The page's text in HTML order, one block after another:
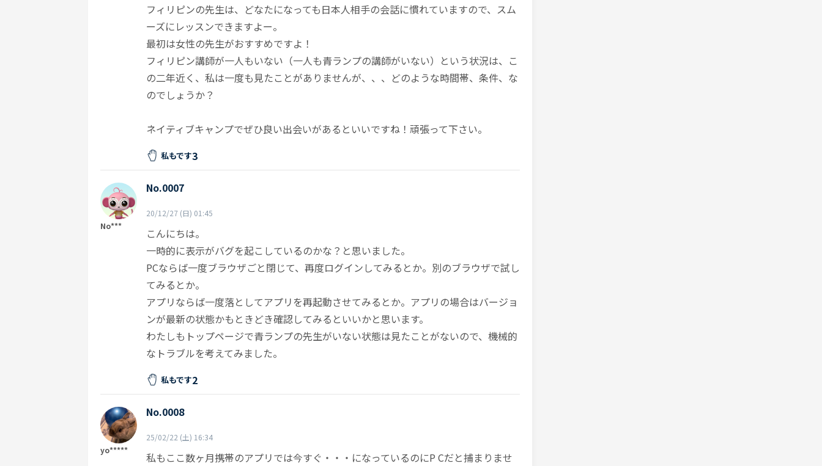
フィリピンの先生は、どなたになっても日本人相手の会話に慣れていますので、スム
ーズにレッスンできますよー。
最初は女性の先生がおすすめですよ！
フィリピン講師が一人もいない（一人も青ランプの講師がいない）という状況は、こ
の二年近く、私は一度も見たことがありませんが、、、どのような時間帯、条件、な
のでしょうか？
ネイティブキャンプでぜひ良い出会いがあるといいですね！頑張って下さい。
私もです3
No***
No.0007
20/12/27 (日) 01:45
こんにちは。
一時的に表示がバグを起こしているのかな？と思いました。
PCならば一度ブラウザごと閉じて、再度ログインしてみるとか。別のブラウザで試し
てみるとか。
アプリならば一度落としてアプリを再起動させてみるとか。アプリの場合はバージョ
ンが最新の状態かもときどき確認してみるといいかと思います。
わたしもトップページで青ランプの先生がいない状態は見たことがないので、機械的
なトラブルを考えてみました。
私もです2
yo*****
No.0008
25/02/22 (土) 16:34
私もここ数ヶ月携帯のアプリでは今すぐ・・・になっているのにP Cだと捕まりませ